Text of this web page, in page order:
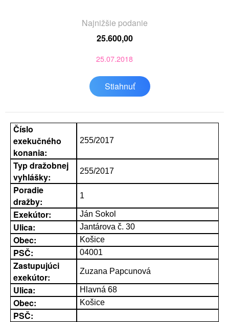
Najnižšie podanie
25.600,00
25.07.2018
Stiahnuť
Číslo
exekučného
konania:
255/2017
Typ dražobnej
vyhlášky:
255/2017
Poradie
dražby:
1
Exekútor: Ján Sokol
Ulica: Jantárova č. 30
Obec: Košice
PSČ: 04001
Zastupujúci
exekútor:
Zuzana Papcunová
Ulica: Hlavná 68
Obec: Košice
PSČ: